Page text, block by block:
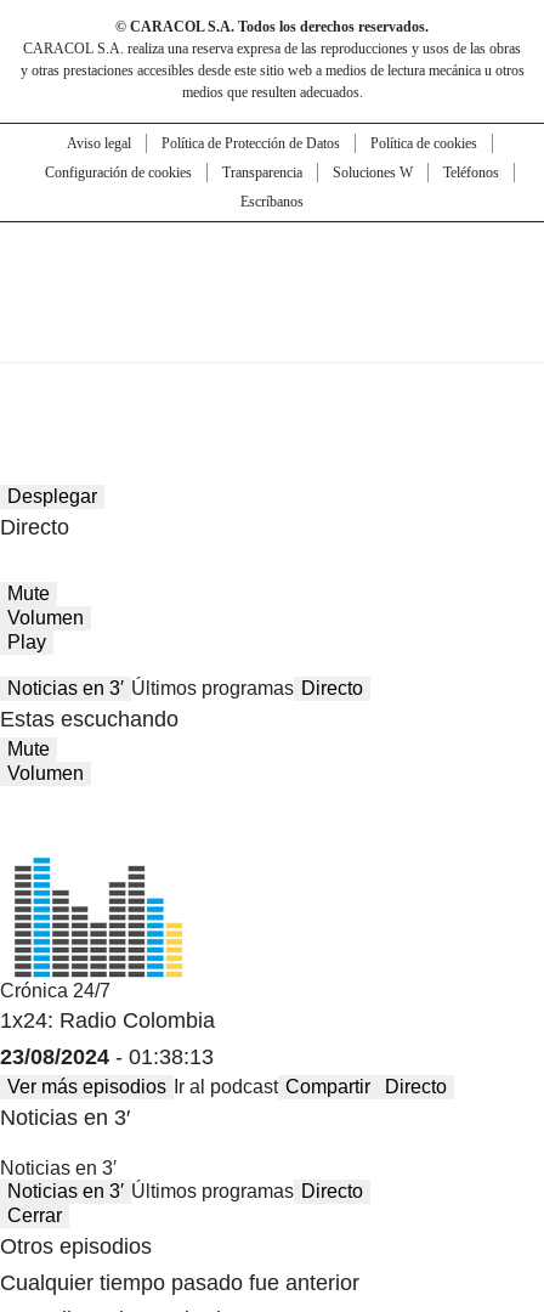
© CARACOL S.A. Todos los derechos reservados.
CARACOL S.A. realiza una reserva expresa de las reproducciones y usos de las obras
y otras prestaciones accesibles desde este sitio web a medios de lectura mecánica u otros
medios que resulten adecuados.
Aviso legal Política de Protección de Datos
Política de cookies
Configuración de cookies
Transparencia Soluciones W
Teléfonos
Escríbanos
Desplegar
Directo
Mute
Volumen
Play
Noticias en 3′ Últimos programas Directo
Estas escuchando
Mute
Volumen
Crónica 24/7
1x24: Radio Colombia
23/08/2024 - 01:38:13
Ver más episodios Ir al podcast Compartir Directo
Noticias en 3′
Noticias en 3′
Noticias en 3′ Últimos programas Directo
Cerrar
Otros episodios
Cualquier tiempo pasado fue anterior